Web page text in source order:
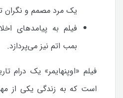
یک مرد مصمم و نگران
فیلم به پیامدهای
بمب اتم نیز می‌پردازد.
فیلم «اوپنهایمر» یک درام
است که به زندگی یکی از